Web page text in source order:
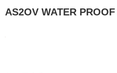
AS2OV WATER